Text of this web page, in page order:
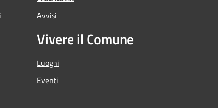
Avvisi
Vivere il Comune
Luoghi
Eventi